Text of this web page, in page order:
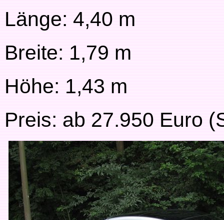
Länge: 4,40 m
Breite: 1,79 m
Höhe: 1,43 m
Preis: ab 27.950 Euro